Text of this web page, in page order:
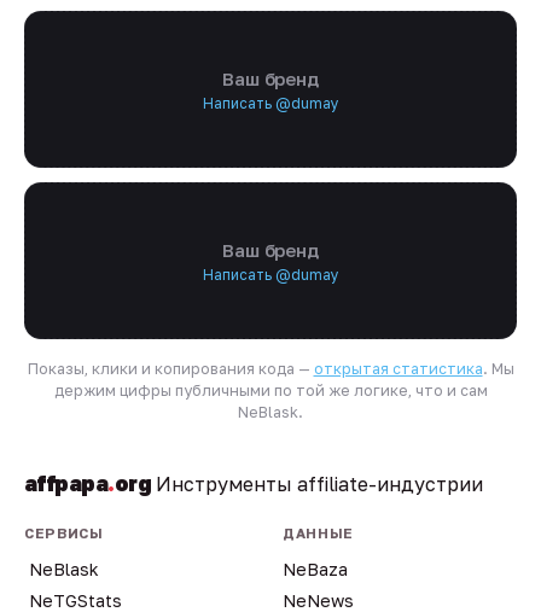
Ваш бренд
Написать @dumay
Ваш бренд
Написать @dumay
Показы, клики и копирования кода — открытая статистика. Мы
держим цифры публичными по той же логике, что и сам
NeBlask.
affpapa.org Инструменты affiliate-индустрии
СЕРВИСЫ
NeBlask
NeTGStats
ДАННЫЕ
NeBaza
NeNews